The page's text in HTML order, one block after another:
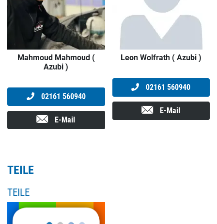
Mahmoud Mahmoud (
Azubi )
02161 560940
E-Mail
Leon Wolfrath ( Azubi )
02161 560940
E-Mail
TEILE
TEILE